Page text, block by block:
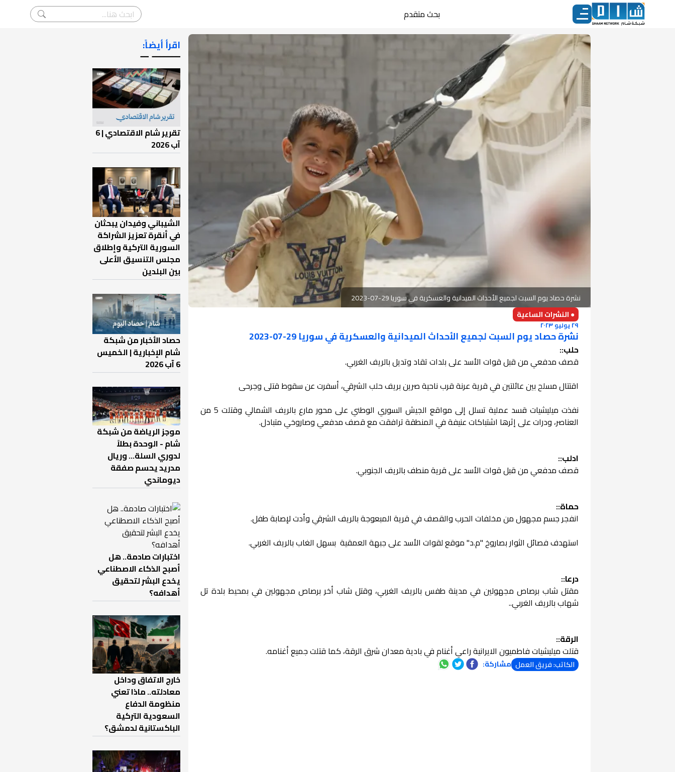
بحث متقدم
نشرة حصاد يوم السبت لجميع الأحداث الميدانية والعسكرية في سوريا 29-07-2023
● النشرات الساعية
٢٩ يوليو ٢٠٢٣
نشرة حصاد يوم السبت لجميع الأحداث الميدانية والعسكرية في سوريا 29-07-2023
حلب::
قصف مدفعي من قبل قوات الأسد على بلدات تقاد وتديل بالريف الغربي.
اقتتال مسلح بين عائلتين في قرية عرنة قرب ناحية صرين بريف حلب الشرقي، أسفرت عن سقوط قتلى وجرحى
نفذت ميليشيات قسد عملية تسلل إلى مواقع الجيش السوري الوطني على محور مارع بالريف الشمالي وقتلت 5 من
العناصر، ودرات على إثرها اشتباكات عنيفة في المنطقة ترافقت مع قصف مدفعي وصاروخي متبادل.
ادلب::
قصف مدفعي من قبل قوات الأسد على قرية منطف بالريف الجنوبي.
حماة::
انفجر جسم مجهول من مخلفات الحرب والقصف في قرية المبعوجة بالريف الشرقي وأدت لإصابة طفل.
استهدف فصائل الثوار بصاروخ "م.د" موقع لقوات الأسد على جبهة العمقية بسهل الغاب بالريف الغربي.
درعا::
مقتل شاب برصاص مجهولين في مدينة طفس بالريف الغربي، وقتل شاب أخر برصاص مجهولين في بمحيط بلدة تل
شهاب بالريف الغربي..
الرقة::
قتلت ميليشيات فاطميون الايرانية راعي أغنام في بادية معدان شرق الرقة، كما قتلت جميع أغنامه.
الكاتب: فريق العمل مشاركة:
اقرأ أيضاً:
ـــــــ ــ
تقرير شام الاقتصادي | 6
آب 2026
الشيباني وفيدان يبحثان
في أنقرة تعزيز الشراكة
السورية التركية وإطلاق
مجلس التنسيق الأعلى
بين البلدين
حصاد الأخبار من شبكة
شام الإخبارية | الخميس
6 آب 2026
موجز الرياضة من شبكة
شام - الوحدة بطلاً
لدوري السلة... وريال
مدريد يحسم صفقة
ديوماندي
اختبارات صادمة.. هل
أصبح الذكاء الاصطناعي
يخدع البشر لتحقيق
أهدافه؟
خارج الاتفاق وداخل
معادلته.. ماذا تعني
منظومة الدفاع
السعودية التركية
الباكستانية لدمشق؟